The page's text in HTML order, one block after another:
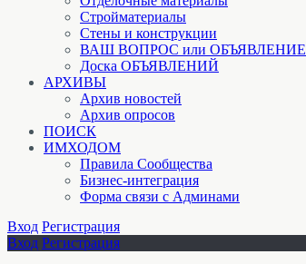
Стройматериалы
Стены и конструкции
ВАШ ВОПРОС или ОБЪЯВЛЕНИЕ
Доска ОБЪЯВЛЕНИЙ
АРХИВЫ
Архив новостей
Архив опросов
ПОИСК
ИМХОДОМ
Правила Сообщества
Бизнес-интеграция
Форма связи с Админами
Вход Регистрация
Вход Регистрация